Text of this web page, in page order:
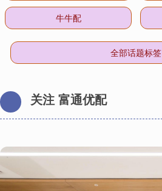
牛牛配
全部话题标签
关注 富通优配